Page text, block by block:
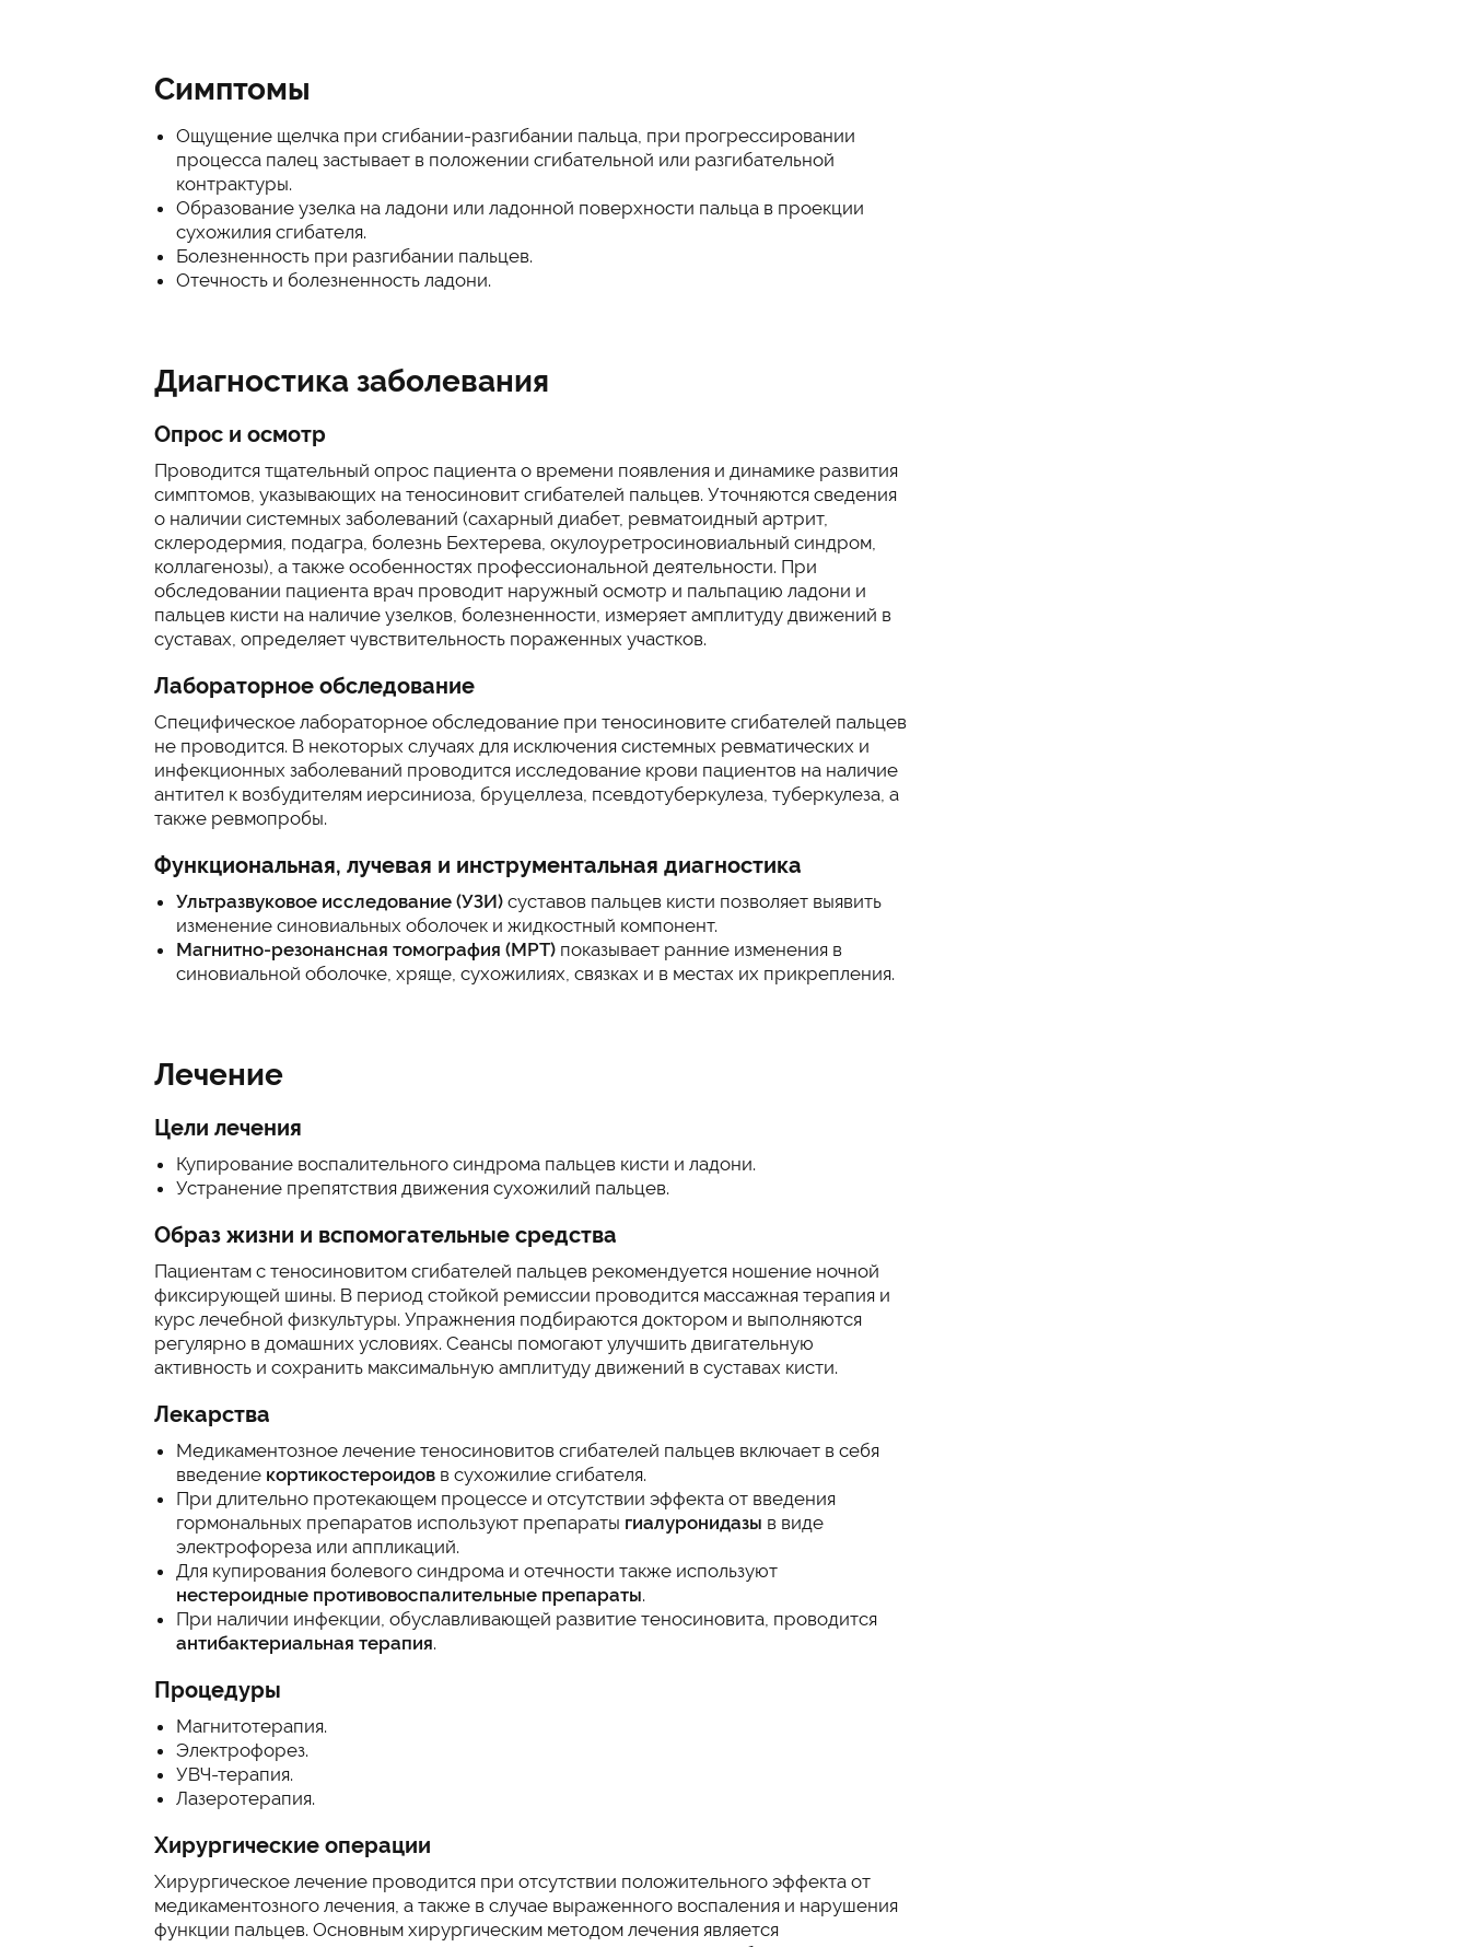
Симптомы
Ощущение щелчка при сгибании-разгибании пальца, при прогрессировании
процесса палец застывает в положении сгибательной или разгибательной
контрактуры.
Образование узелка на ладони или ладонной поверхности пальца в проекции
сухожилия сгибателя.
Болезненность при разгибании пальцев.
Отечность и болезненность ладони.
Диагностика заболевания
Опрос и осмотр
Проводится тщательный опрос пациента о времени появления и динамике развития
симптомов, указывающих на теносиновит сгибателей пальцев. Уточняются сведения
о наличии системных заболеваний (сахарный диабет, ревматоидный артрит,
склеродермия, подагра, болезнь Бехтерева, окулоуретросиновиальный синдром,
коллагенозы), а также особенностях профессиональной деятельности. При
обследовании пациента врач проводит наружный осмотр и пальпацию ладони и
пальцев кисти на наличие узелков, болезненности, измеряет амплитуду движений в
суставах, определяет чувствительность пораженных участков.
Лабораторное обследование
Специфическое лабораторное обследование при теносиновите сгибателей пальцев
не проводится. В некоторых случаях для исключения системных ревматических и
инфекционных заболеваний проводится исследование крови пациентов на наличие
антител к возбудителям иерсиниоза, бруцеллеза, псевдотуберкулеза, туберкулеза, а
также ревмопробы.
Функциональная, лучевая и инструментальная диагностика
Ультразвуковое исследование (УЗИ) суставов пальцев кисти позволяет выявить
изменение синовиальных оболочек и жидкостный компонент.
Магнитно-резонансная томография (МРТ) показывает ранние изменения в
синовиальной оболочке, хряще, сухожилиях, связках и в местах их прикрепления.
Лечение
Цели лечения
Купирование воспалительного синдрома пальцев кисти и ладони.
Устранение препятствия движения сухожилий пальцев.
Образ жизни и вспомогательные средства
Пациентам с теносиновитом сгибателей пальцев рекомендуется ношение ночной
фиксирующей шины. В период стойкой ремиссии проводится массажная терапия и
курс лечебной физкультуры. Упражнения подбираются доктором и выполняются
регулярно в домашних условиях. Сеансы помогают улучшить двигательную
активность и сохранить максимальную амплитуду движений в суставах кисти.
Лекарства
Медикаментозное лечение теносиновитов сгибателей пальцев включает в себя
введение кортикостероидов в сухожилие сгибателя.
При длительно протекающем процессе и отсутствии эффекта от введения
гормональных препаратов используют препараты гиалуронидазы в виде
электрофореза или аппликаций.
Для купирования болевого синдрома и отечности также используют
нестероидные противовоспалительные препараты.
При наличии инфекции, обуславливающей развитие теносиновита, проводится
антибактериальная терапия.
Процедуры
Магнитотерапия.
Электрофорез.
УВЧ-терапия.
Лазеротерапия.
Хирургические операции
Хирургическое лечение проводится при отсутствии положительного эффекта от
медикаментозного лечения, а также в случае выраженного воспаления и нарушения
функции пальцев. Основным хирургическим методом лечения является